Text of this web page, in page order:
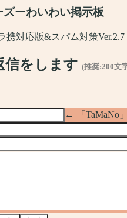
ーわいわい掲示板
携対応版&スパム対策Ver.2.7
信をします (推奨:200文
← 「TaMaNo